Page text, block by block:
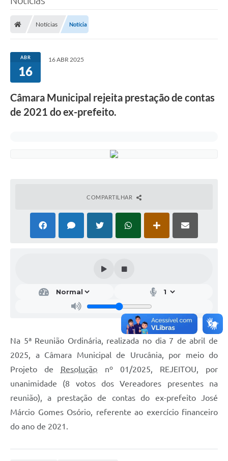
Notícias Notícia
ABR
16
16 ABR 2025
Câmara Municipal rejeita prestação de contas
de 2021 do ex-prefeito.
COMPARTILHAR
Na 5ª Reunião Ordinária, realizada no dia 7 de abril de
2025, a Câmara Municipal de Urucânia, por meio do
Projeto de Resolução nº 01/2025, REJEITOU, por
unanimidade (8 votos dos Vereadores presentes na
reunião), a prestação de contas do ex-prefeito José
Márcio Gomes Osório, referente ao exercício financeiro
do ano de 2021.